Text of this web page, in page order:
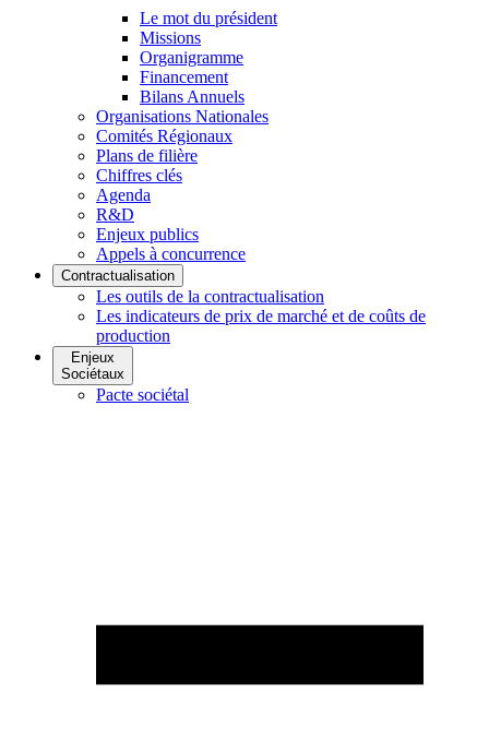
Le mot du président
Missions
Organigramme
Financement
Bilans Annuels
Organisations Nationales
Comités Régionaux
Plans de filière
Chiffres clés
Agenda
R&D
Enjeux publics
Appels à concurrence
Contractualisation
Les outils de la contractualisation
Les indicateurs de prix de marché et de coûts de
production
Enjeux
Sociétaux
Pacte sociétal